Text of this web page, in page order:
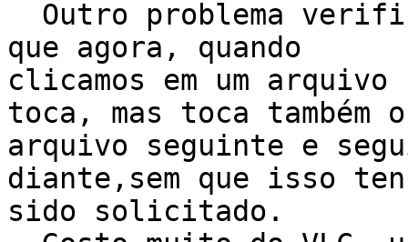
que agora, quando
clicamos em um
toca, mas toca também o
arquivo seguinte e
diante,sem que isso
sido solicitado.